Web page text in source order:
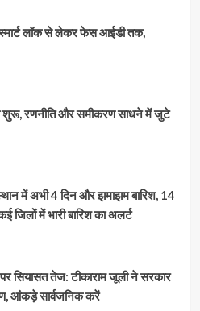
लॉक से लेकर फेस आईडी तक,
शुरू, रणनीति और समीकरण साधने में जुटे
में अभी 4 दिन और झमाझम बारिश, 14
में भारी बारिश का अलर्ट
सियासत तेज: टीकाराम जूली ने सरकार
आंकड़े सार्वजनिक करें